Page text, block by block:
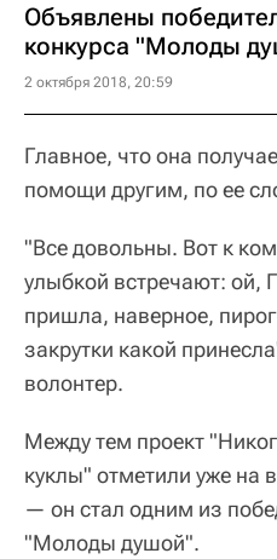
Объявлены
конкурса "Молоды
2 октября 2018, 20:59
Главное, что она
помощи другим, по ее
"Все довольны. Вот к
улыбкой встречают: ой,
пришла, наверное,
закрутки какой
волонтер.
Между тем проект
куклы" отметили уже на
— он стал одним из
"Молоды душой".